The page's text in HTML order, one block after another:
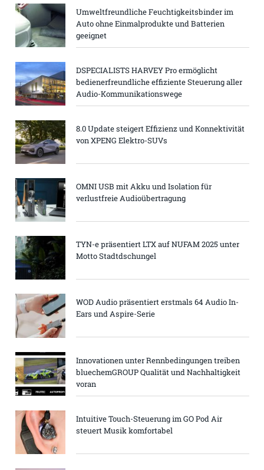
Umweltfreundliche Feuchtigkeitsbinder im
Auto ohne Einmalprodukte und Batterien
geeignet
DSPECIALISTS HARVEY Pro ermöglicht
bedienerfreundliche effiziente Steuerung aller
Audio-Kommunikationswege
8.0 Update steigert Effizienz und Konnektivität
von XPENG Elektro-SUVs
OMNI USB mit Akku und Isolation für
verlustfreie Audioübertragung
TYN-e präsentiert LTX auf NUFAM 2025 unter
Motto Stadtdschungel
WOD Audio präsentiert erstmals 64 Audio In-
Ears und Aspire-Serie
Innovationen unter Rennbedingungen treiben
bluechemGROUP Qualität und Nachhaltigkeit
voran
Intuitive Touch-Steuerung im GO Pod Air
steuert Musik komfortabel